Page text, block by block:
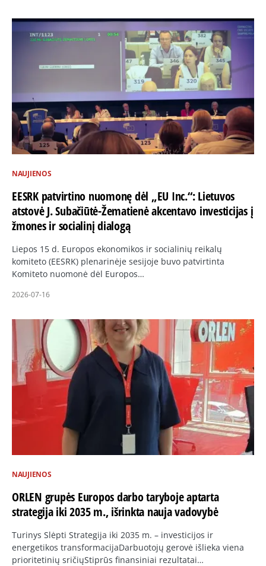
NAUJIENOS
EESRK patvirtino nuomonę dėl „EU Inc.“: Lietuvos
atstovė J. Subačiūtė-Žematienė akcentavo investicijas į
žmones ir socialinį dialogą
Liepos 15 d. Europos ekonomikos ir socialinių reikalų
komiteto (EESRK) plenarinėje sesijoje buvo patvirtinta
Komiteto nuomonė dėl Europos…
2026-07-16
NAUJIENOS
ORLEN grupės Europos darbo taryboje aptarta
strategija iki 2035 m., išrinkta nauja vadovybė
Turinys Slėpti Strategija iki 2035 m. – investicijos ir
energetikos transformacijaDarbuotojų gerovė išlieka viena
prioritetinių sričiųStiprūs finansiniai rezultatai…